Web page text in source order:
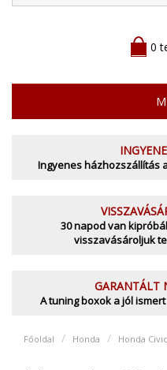
0
Ingyenes házhozszállítás
30 napod van
visszavásároljuk
GARANTÁLT
A tuning boxok a jól
Főoldal Honda Honda Civic